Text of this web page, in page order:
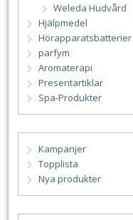
Weleda Hudvård
Hjälpmedel
Hörapparatsbatterier
parfym
Aromaterapi
Presentartiklar
Spa-Produkter
Kampanjer
Topplista
Nya produkter